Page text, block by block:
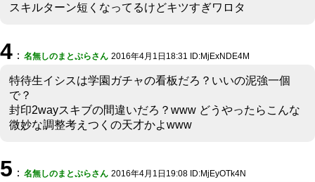
スキルターン短くなってるけどキツすぎワロタ
4 ： 名無しのまとぷらさん 2016年4月1日18:31 ID:MjExNDE4M
特待生イシスは学園ガチャの看板だろ？いいの泥強一個
で？
封印2wayスキブの間違いだろ？www どうやったらこんな
微妙な調整考えつくの天才かよwww
5 ： 名無しのまとぷらさん 2016年4月1日19:08 ID:MjEyOTk4N